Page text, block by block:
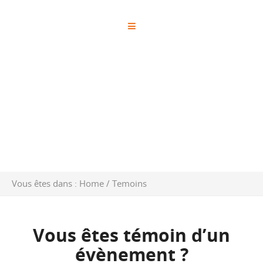
Vous êtes dans : Home / Temoins
Vous êtes témoin d’un
évènement ?